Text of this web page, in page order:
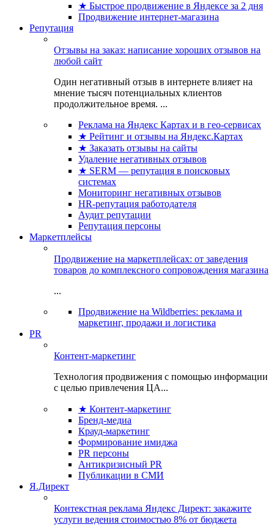
★ Быстрое продвижение в Яндексе за 2 дня
Продвижение интернет-магазина
Репутация
Отзывы на заказ: написание хороших отзывов на
любой сайт
Один негативный отзыв в интернете влияет на
мнение тысяч потенциальных клиентов
продолжительное время. ...
Реклама на Яндекс Картах и в гео-сервисах
★ Рейтинг и отзывы на Яндекс.Картах
★ Заказать отзывы на сайты
Удаление негативных отзывов
★ SERM — репутация в поисковых
системах
Мониторинг негативных отзывов
HR-репутация работодателя
Аудит репутации
Репутация персоны
Маркетплейсы
Продвижение на маркетплейсах: от заведения
товаров до комплексного сопровождения магазина
...
Продвижение на Wildberries: реклама и
маркетинг, продажи и логистика
PR
Контент-маркетинг
Технология продвижения с помощью информации
с целью привлечения ЦА...
★ Контент-маркетинг
Бренд-медиа
Крауд-маркетинг
Формирование имиджа
PR персоны
Антикризисный PR
Публикации в СМИ
Я.Директ
Контекстная реклама Яндекс Директ: закажите
услуги ведения стоимостью 8% от бюджета